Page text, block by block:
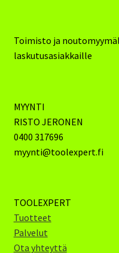
Toimisto ja
laskutusasiakkaille
MYYNTI
RISTO JERONEN
0400 317696
myynti@toolexpert.fi
TOOLEXPERT
Tuotteet
Palvelut
Ota yhteyttä